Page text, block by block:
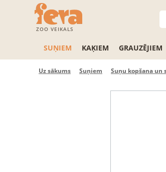
ZOO VEIKALS
SUŅIEM KAĶIEM GRAUZĒJIEM
Uz sākums Suņiem Suņu kopšana un